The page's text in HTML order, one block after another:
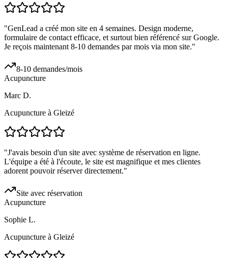
"GenLead a créé mon site en 4 semaines. Design moderne,
formulaire de contact efficace, et surtout bien référencé sur Google.
Je reçois maintenant 8-10 demandes par mois via mon site."
8-10 demandes/mois
Acupuncture
Marc D.
Acupuncture à Gleizé
"J'avais besoin d'un site avec système de réservation en ligne.
L'équipe a été à l'écoute, le site est magnifique et mes clientes
adorent pouvoir réserver directement."
Site avec réservation
Acupuncture
Sophie L.
Acupuncture à Gleizé